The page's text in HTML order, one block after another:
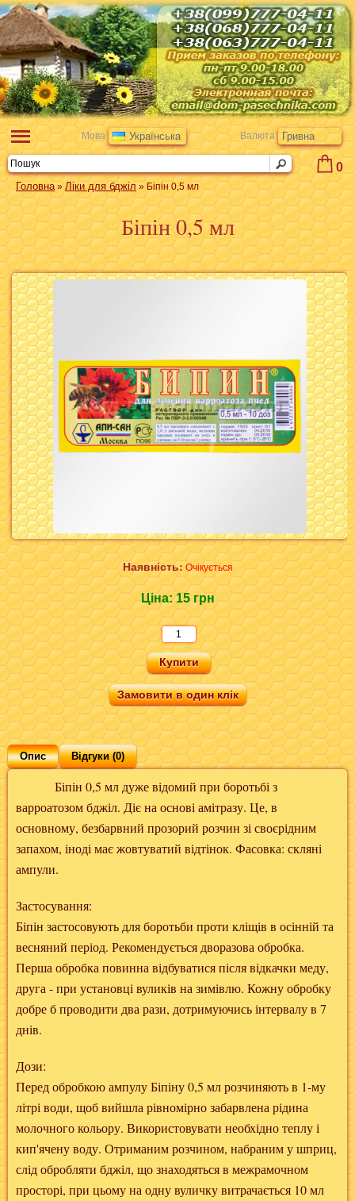
0
Мова Українська Валюта Гривна
Головна» Ліки для бджіл » Біпін 0,5 мл
Біпін 0,5 мл
Наявність: Очікується
Ціна: 15 грн
Замовити в один клік
Опис Відгуки (0)
Біпін 0,5 мл дуже відомий при боротьбі з
варроатозом бджіл. Діє на основі амітразу. Це, в
основному, безбарвний прозорий розчин зі своєрідним
запахом, іноді має жовтуватий відтінок. Фасовка: скляні
ампули.
Застосування:
Біпін застосовують для боротьби проти кліщів в осінній та
весняний період. Рекомендується дворазова обробка.
Перша обробка повинна відбуватися після відкачки меду,
друга - при установці вуликів на зимівлю. Кожну обробку
добре б проводити два рази, дотримуючись інтервалу в 7
днів.
Дози:
Перед обробкою ампулу Біпіну 0,5 мл розчиняють в 1-му
літрі води, щоб вийшла рівномірно забарвлена ​​рідина
молочного кольору. Використовувати необхідно теплу і
кип'ячену воду. Отриманим розчином, набраним у шприц,
слід обробляти бджіл, що знаходяться в межрамочном
просторі, при цьому на одну вуличку витрачається 10 мл